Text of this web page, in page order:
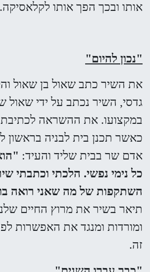
אותו ובכך הפך אותו לקלאסיקה.
"נכון להיום"
את השיר כתב שאול בן שאול
גדסי, השיר נכתב על ידי שאול
במקצועו. את ההשראה
כאשר תכנן בית לבניה בראשון
אדם שר בבית שליד והעיד:
כל נימי נפשי. הלכתי וכתבתי
השתקפות של מה שאני רואה
תיאר בשיר את מרוץ החיים
ומורדות ומנגד את האפשרות
זה.